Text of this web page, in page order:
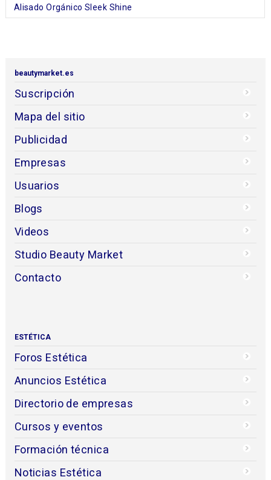
Alisado Orgánico Sleek Shine
beautymarket.es
Suscripción
Mapa del sitio
Publicidad
Empresas
Usuarios
Blogs
Videos
Studio Beauty Market
Contacto
ESTÉTICA
Foros Estética
Anuncios Estética
Directorio de empresas
Cursos y eventos
Formación técnica
Noticias Estética